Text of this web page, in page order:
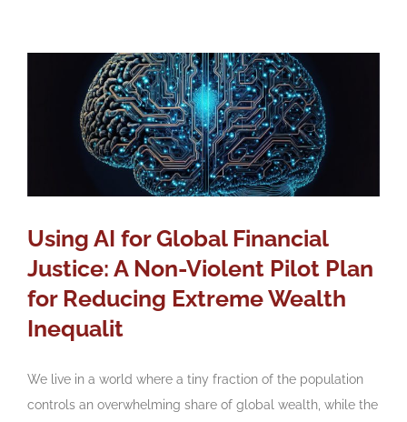
Using AI for Global Financial
Justice: A Non-Violent Pilot Plan
for Reducing Extreme Wealth
Inequalit
We live in a world where a tiny fraction of the population
controls an overwhelming share of global wealth, while the